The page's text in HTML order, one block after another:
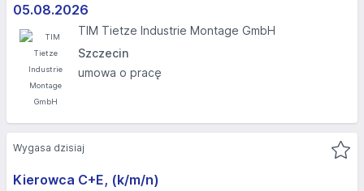
05.08.2026
TIM Tietze Industrie Montage GmbH
Szczecin
umowa o pracę
Kierowca C+E, (k/m/n)
Wygasa dzisiaj